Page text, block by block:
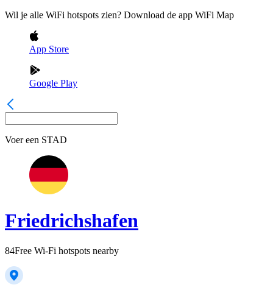
Wil je alle WiFi hotspots zien? Download de app WiFi Map
App Store
Google Play
Voer een STAD
Friedrichshafen
84Free Wi-Fi hotspots nearby